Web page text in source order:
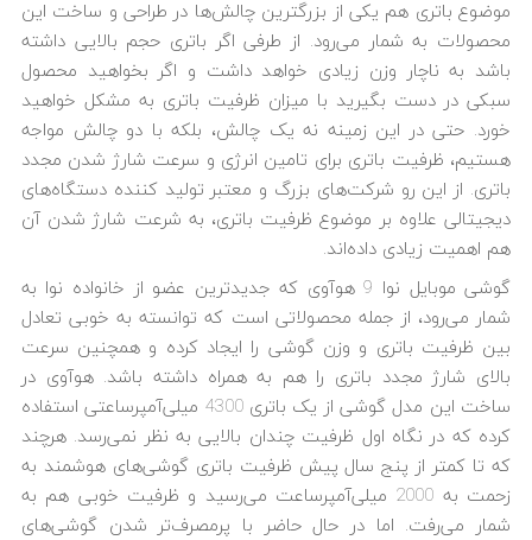
موضوع باتری هم یکی از بزرگترین چالش‌ها در طراحی و ساخت این
محصولات به شمار می‌رود. از طرفی اگر باتری حجم بالایی داشته
باشد به ناچار وزن زیادی خواهد داشت و اگر بخواهید محصول
سبکی در دست بگیرید با میزان ظرفیت باتری به مشکل خواهید
خورد. حتی در این زمینه نه یک چالش، بلکه با دو چالش مواجه
هستیم، ظرفیت باتری برای تامین انرژی و سرعت شارژ شدن مجدد
باتری. از این رو شرکت‌های بزرگ و معتبر تولید کننده دستگاه‌های
دیجیتالی علاوه بر موضوع ظرفیت باتری، به شرعت شارژ شدن آن
هم اهمیت زیادی داده‌اند.
گوشی موبایل نوا 9 هوآوی که جدیدترین عضو از خانواده نوا به
شمار می‌رود، از جمله محصولاتی است که توانسته به خوبی تعادل
بین ظرفیت باتری و وزن گوشی را ایجاد کرده و همچنین سرعت
بالای شارژ مجدد باتری را هم به همراه داشته باشد. هوآوی در
ساخت این مدل گوشی از یک باتری 4300 میلی‌آمپرساعتی استفاده
کرده که در نگاه اول ظرفیت چندان بالایی به نظر نمی‌رسد. هرچند
که تا کمتر از پنج سال پیش ظرفیت باتری گوشی‌های هوشمند به
زحمت به 2000 میلی‌آمپرساعت می‌رسید و ظرفیت خوبی هم به
شمار می‌رفت. اما در حال حاضر با پرمصرف‌تر شدن گوشی‌های